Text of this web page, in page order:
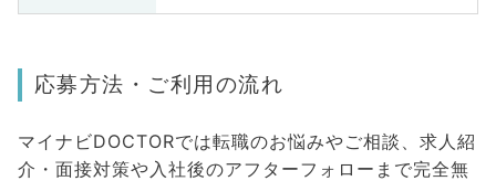
応募方法・ご利用の流れ
マイナビDOCTORでは転職のお悩みやご相談、求人紹
介・面接対策や入社後のアフターフォローまで完全無